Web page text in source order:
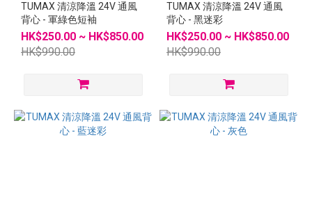
TUMAX 清涼降溫 24V 通風
背心 - 軍綠色短袖
HK$250.00 ~ HK$850.00
HK$990.00
TUMAX 清涼降溫 24V 通風
背心 - 黑迷彩
HK$250.00 ~ HK$850.00
HK$990.00